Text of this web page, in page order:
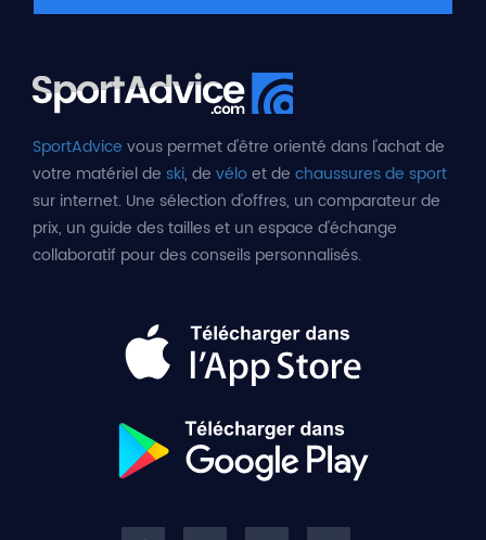
SportAdvice vous permet d'être orienté dans l'achat de
votre matériel de ski, de véloet de chaussures de sport
sur internet. Une sélection d'offres, un comparateur de
prix, un guide des tailles et un espace d'échange
collaboratif pour des conseils personnalisés.